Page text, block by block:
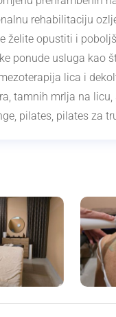
rehabilitaciju
želite opustiti i
ponude usluga kao
lica i
tamnih mrlja na
pilates, pilates za